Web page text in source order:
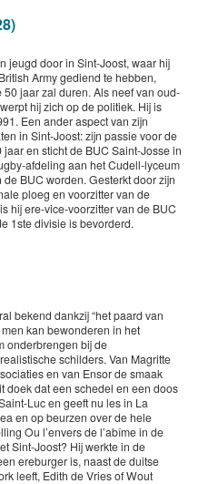
jeugd door in Sint-Joost, waar hij
Army gediend te hebben,
jaar zal duren. Als neef van oud-
hij zich op de politiek. Hij is
Een ander aspect van zijn
in Sint-Joost: zijn passie voor de
en sticht de BUC Saint-Josse in
afdeling aan het Cudell-lyceum
BUC worden. Gesterkt door zijn
ploeg en voorzitter van de
hij ere-vice-voorzitter van de BUC
1ste divisie is bevorderd.
bekend dankzij “het paard van
kan bewonderen in het
onderbrengen bij de
schilders. Van Magritte
en van Ensor de smaak
doek dat een schedel en een doos
Luc en geeft nu les in La
en op beurzen over de hele
Ou l’envers de l’abîme in de
Sint-Joost? Hij werkte in de
ereburger is, naast de duitse
leeft, Edith de Vries of Wout